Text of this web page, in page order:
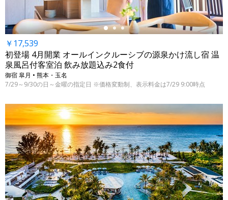
￥17,539
初登場 4月開業 オールインクルーシブの源泉かけ流し宿 温
泉風呂付客室泊 飲み放題込み2食付
御宿 皐月 • 熊本・玉名
7/29～9/30の日～金曜の指定日 ※価格変動制、表示料金は7/29 9:00時点